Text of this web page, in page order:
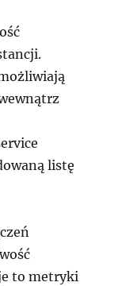
listę
to metryki